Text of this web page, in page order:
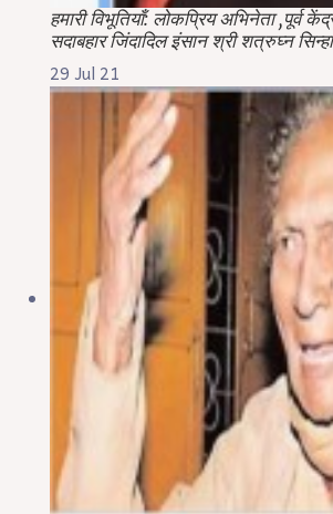
हमारी विभूतियाँ: लोकप्रिय अभिनेता ,पूर्व
सदाबहार जिंदादिल इंसान श्री शत्रुघ्न
29 Jul 21